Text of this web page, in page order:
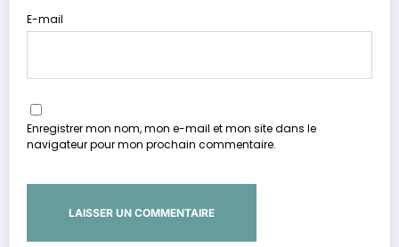
E-mail
Enregistrer mon nom, mon e-mail et mon site dans le
navigateur pour mon prochain commentaire.